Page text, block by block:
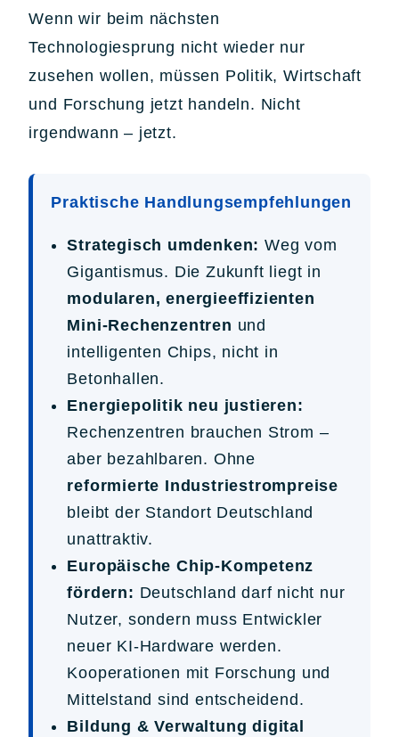
Wenn wir beim nächsten
Technologiesprung nicht wieder nur
zusehen wollen, müssen Politik, Wirtschaft
und Forschung jetzt handeln. Nicht
irgendwann – jetzt.
Praktische Handlungsempfehlungen
Strategisch umdenken: Weg vom
Gigantismus. Die Zukunft liegt in
modularen, energieeffizienten
Mini-Rechenzentren und
intelligenten Chips, nicht in
Betonhallen.
Energiepolitik neu justieren:
Rechenzentren brauchen Strom –
aber bezahlbaren. Ohne
reformierte Industriestrompreise
bleibt der Standort Deutschland
unattraktiv.
Europäische Chip-Kompetenz
fördern: Deutschland darf nicht nur
Nutzer, sondern muss Entwickler
neuer KI-Hardware werden.
Kooperationen mit Forschung und
Mittelstand sind entscheidend.
Bildung & Verwaltung digital